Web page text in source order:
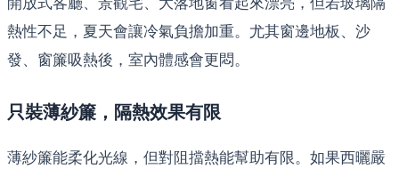
熱性不足，夏天會讓冷氣負擔加重。尤其窗邊地板、沙
發、窗簾吸熱後，室內體感會更悶。
只裝薄紗簾，隔熱效果有限
薄紗簾能柔化光線，但對阻擋熱能幫助有限。如果西曬嚴